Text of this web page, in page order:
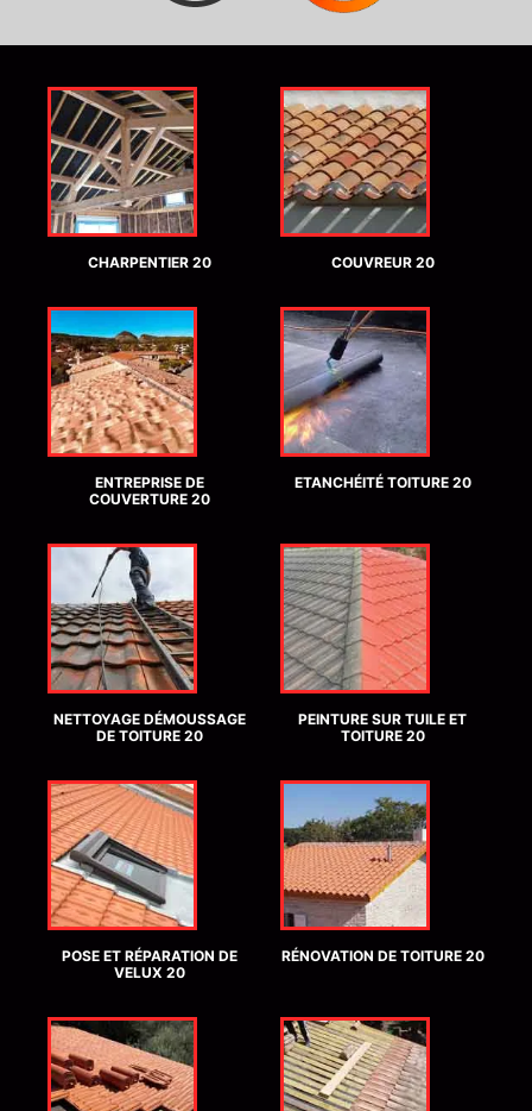
CHARPENTIER 20 COUVREUR 20
ENTREPRISE DE
COUVERTURE 20
ETANCHÉITÉ TOITURE 20
NETTOYAGE DÉMOUSSAGE
DE TOITURE 20
PEINTURE SUR TUILE ET
TOITURE 20
POSE ET RÉPARATION DE
VELUX 20
RÉNOVATION DE TOITURE 20